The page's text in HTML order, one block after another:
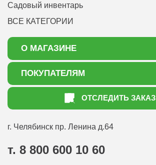
Садовый инвентарь
ВСЕ КАТЕГОРИИ
О МАГАЗИНЕ
О нас
Акции
ПОКУПАТЕЛЯМ
Как оформить заказ
Статьи садоводу
Оптовым покупателям
ОТСЛЕДИТЬ ЗАКАЗ
г. Челябинск пр. Ленина д.64
т. 8 800 600 10 60